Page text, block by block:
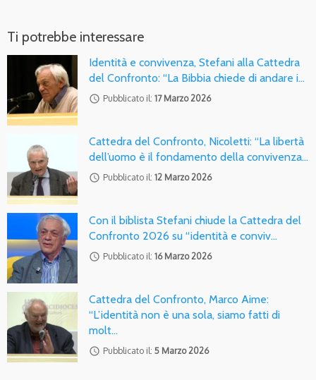
Ti potrebbe interessare
Identità e convivenza, Stefani alla Cattedra
del Confronto: “La Bibbia chiede di andare i…
access_time Pubblicato il: 17 Marzo 2026
Cattedra del Confronto, Nicoletti: “La libertà
dell’uomo è il fondamento della convivenza…
access_time Pubblicato il: 12 Marzo 2026
Con il biblista Stefani chiude la Cattedra del
Confronto 2026 su “identità e conviv…
access_time Pubblicato il: 16 Marzo 2026
Cattedra del Confronto, Marco Aime:
“L’identità non è una sola, siamo fatti di
molt…
access_time Pubblicato il: 5 Marzo 2026